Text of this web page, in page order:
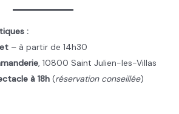
:
– à partir de 14h30
, 10800 Saint Julien-les-Villas
à 18h(réservation conseillée)